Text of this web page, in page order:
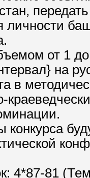
от 1
на
в
конкурса
4*87-81